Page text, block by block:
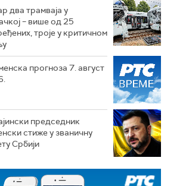
два трамваја у
– више од 25
троје у критичном
прогноза 7. август
председник
стиже у званичну
Србији